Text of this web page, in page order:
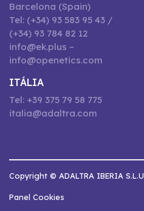
Barcelona (Spain)
Tel: (+34) 93 583 95 43 /
(+34) 93 784 82 12
info@ek.plus –
info@openetics.com
ITÁLIA
Tel: +39 375 79 58 775
italia@adaltra.com
Copyright © ADALTRA IBERIA
Panel Cookies